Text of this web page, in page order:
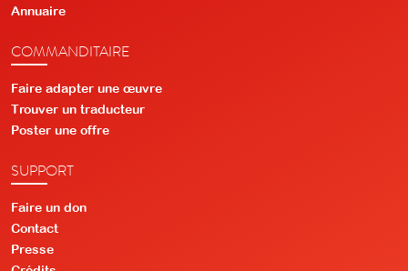
Annuaire
COMMANDITAIRE
Faire adapter une œuvre
Trouver un traducteur
Poster une offre
SUPPORT
Faire un don
Contact
Presse